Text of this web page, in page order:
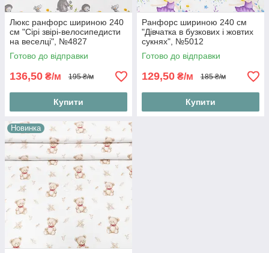
Люкс ранфорс шириною 240
см "Сірі звірі-велосипедисти
на веселці", №4827
Готово до відправки
136,50 ₴/м 195 ₴/м
Купити
Ранфорс шириною 240 см
"Дівчатка в бузкових і жовтих
сукнях", №5012
Готово до відправки
129,50 ₴/м 185 ₴/м
Купити
Новинка